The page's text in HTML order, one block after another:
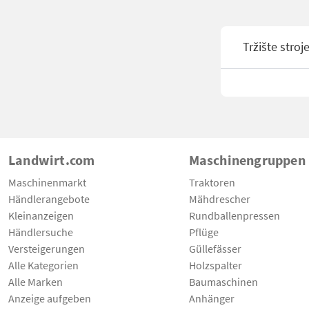
Tržište
Landwirt.com
Maschinenmarkt
Händlerangebote
Kleinanzeigen
Händlersuche
Versteigerungen
Alle Kategorien
Alle Marken
Anzeige aufgeben
Maschinengruppen
Traktoren
Mähdrescher
Rundballenpressen
Pflüge
Güllefässer
Holzspalter
Baumaschinen
Anhänger